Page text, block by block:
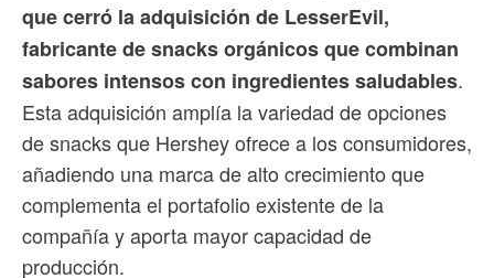
que cerró la adquisición de LesserEvil,
fabricante de snacks orgánicos que combinan
sabores intensos con ingredientes saludables.
Esta adquisición amplía la variedad de opciones
de snacks que Hershey ofrece a los consumidores,
añadiendo una marca de alto crecimiento que
complementa el portafolio existente de la
compañía y aporta mayor capacidad de
producción.